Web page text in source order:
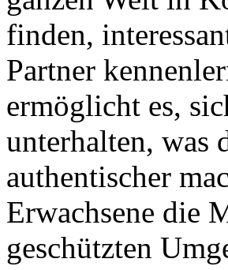
finden,
Partner
ermöglicht es,
unterhalten, was
authentischer
Erwachsene die
geschützten